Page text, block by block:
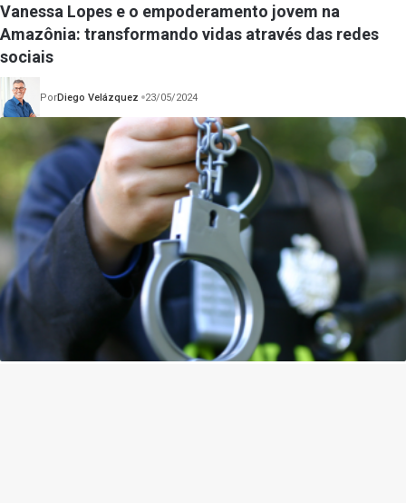
Vanessa Lopes e o empoderamento jovem na
Amazônia: transformando vidas através das redes
sociais
PorDiego Velázquez 23/05/2024